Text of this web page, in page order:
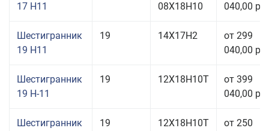
17 H11
08Х18Н10
040,00
Шестигранник
19 H11
19 14Х17Н2
от 299
040,00
Шестигранник
19 Н-11
19 12Х18Н10Т
от 399
040,00
Шестигранник
19
12Х18Н10Т
от 250